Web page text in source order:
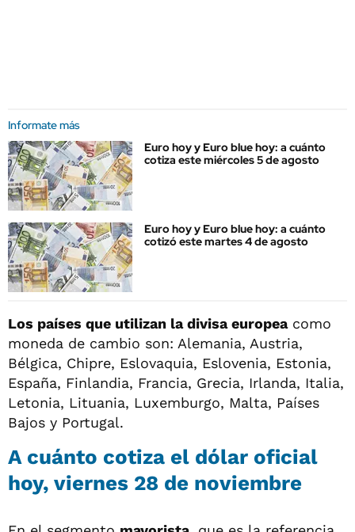
Informate más
Euro hoy y Euro blue hoy: a cuánto
cotiza este miércoles 5 de agosto
Euro hoy y Euro blue hoy: a cuánto
cotizó este martes 4 de agosto
Los países que utilizan la divisa europeacomo
moneda de cambio son: Alemania, Austria,
Bélgica, Chipre, Eslovaquia, Eslovenia, Estonia,
España, Finlandia, Francia, Grecia, Irlanda, Italia,
Letonia, Lituania, Luxemburgo, Malta, Países
Bajos y Portugal.
A cuánto cotiza el dólar oficial
hoy, viernes 28 de noviembre